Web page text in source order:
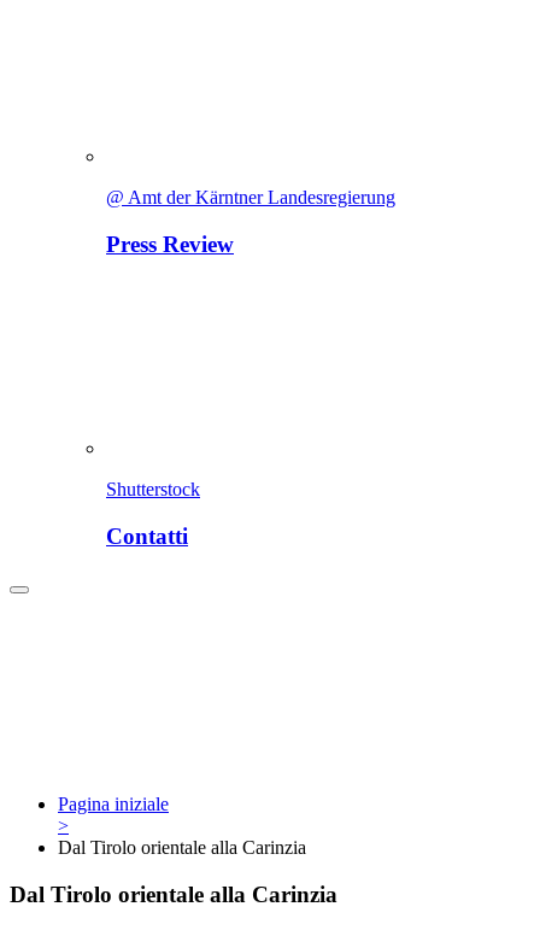
@ Amt der Kärntner Landesregierung
Press Review
Shutterstock
Contatti
Pagina iniziale
>
Dal Tirolo orientale alla Carinzia
Dal Tirolo orientale alla Carinzia